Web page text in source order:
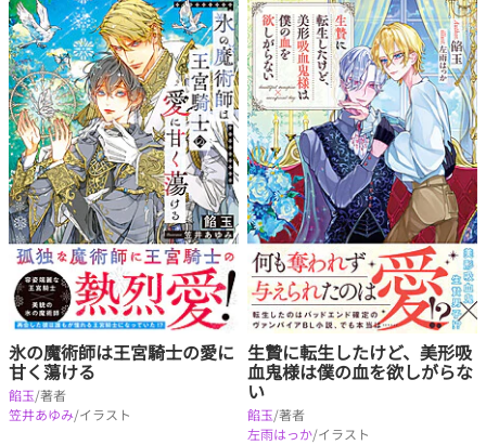
氷の魔術師は王宮騎士の愛に
甘く蕩ける
餡玉/著者
笠井あゆみ/イラスト
生贄に転生したけど、美形吸
血鬼様は僕の血を欲しがらな
い
餡玉/著者
左雨はっか/イラスト